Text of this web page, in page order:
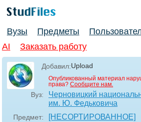
Вузы Предметы
AI
Заказать работу
Добавил:Upload
Опубликованный материал
права? Сообщите нам.
Вуз:
Черновицкий
им. Ю. Федьковича
Предмет: [НЕСОРТИРОВАННОЕ]